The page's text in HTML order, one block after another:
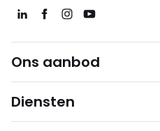
Ons aanbod
Diensten